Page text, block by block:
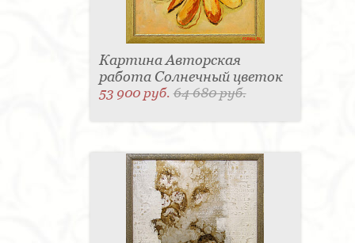
Картина Авторская
работа Солнечный цветок
53 900 руб.64 680 руб.